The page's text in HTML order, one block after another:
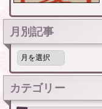
月別記事
月
記
事
カテゴリー